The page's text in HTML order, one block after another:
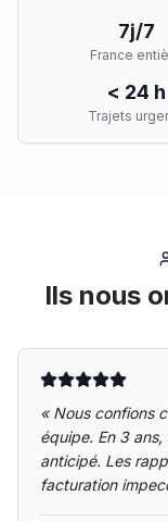
7j/7
France
< 24 h
Trajets
Ils nous
« Nous confions
équipe. En 3
anticipé. Les
facturation